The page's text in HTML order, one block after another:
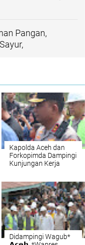
Pangan,
Kapolda Aceh dan
Forkopimda Dampingi
Kunjungan Kerja
Raka di Aceh Tengah
Didampingi Wagub*